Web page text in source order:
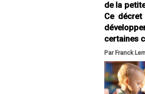
de la
Ce
certaines
Par Franck